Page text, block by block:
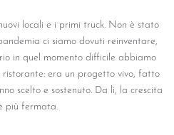
locali e i primi truck. Non è stato
ci siamo dovuti reinventare,
in quel momento difficile abbiamo
ristorante: era un progetto vivo, fatto
scelto e sostenuto. Da lì, la crescita
più fermata.